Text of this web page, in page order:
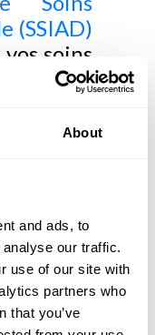
About
and ads, to
our traffic.
use of our site with
partners who
that you’ve
(SSIAD)
soins
ou d'en
retardent
et d'aides-
pour
vous :
vos
prendre ?
sont là
afin que vous